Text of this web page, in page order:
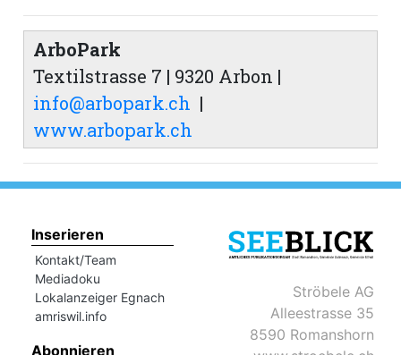
ArboPark
Textilstrasse 7 | 9320 Arbon |
info@arbopark.ch |
www.arbopark.ch
Inserieren
Kontakt/Team
Mediadoku
Lokalanzeiger Egnach
amriswil.info
Abonnieren
Ströbele AG
Alleestrasse 35
8590 Romanshorn